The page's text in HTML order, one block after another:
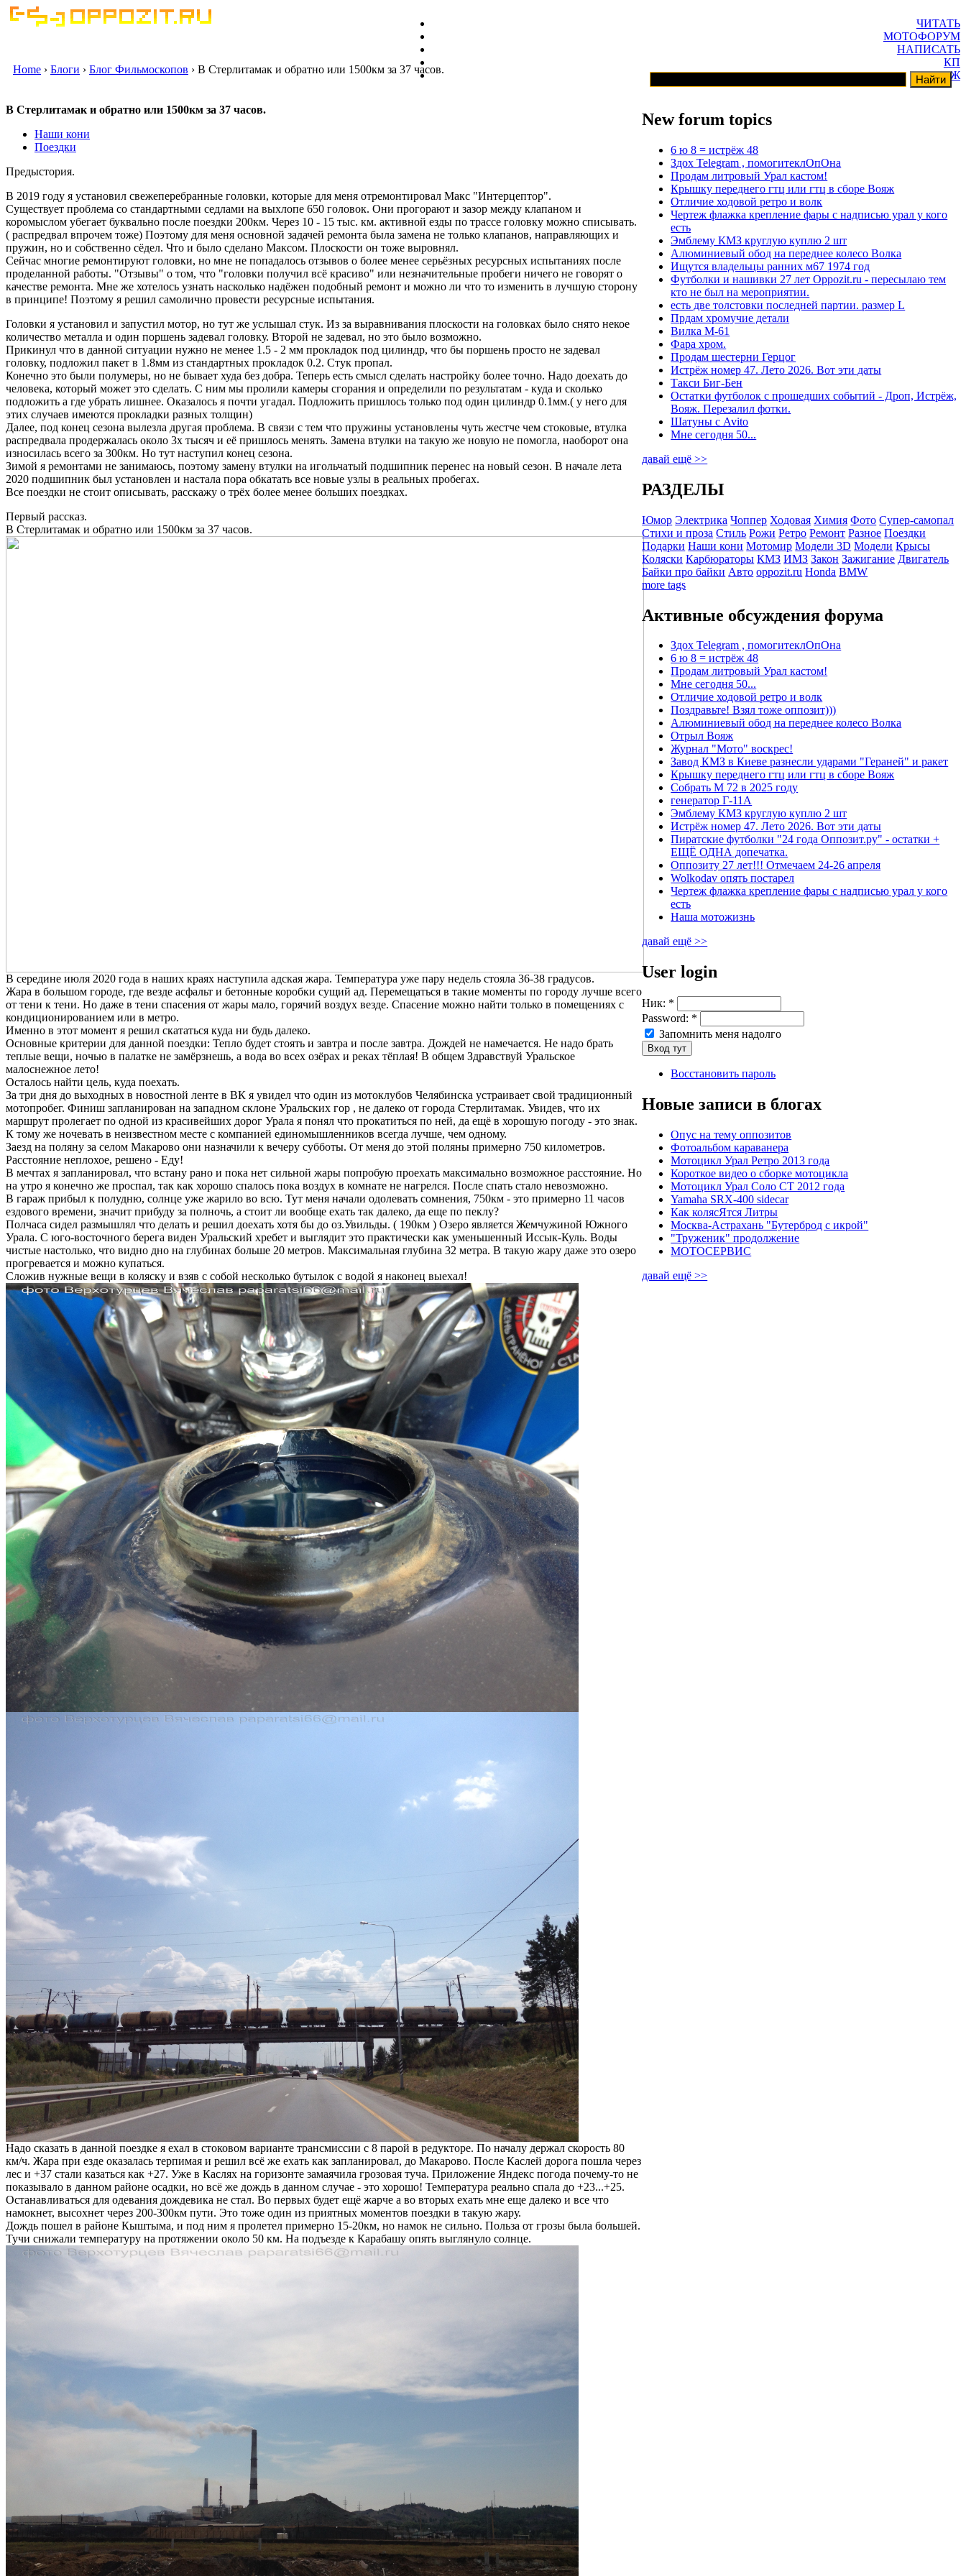
ЧИТАТЬ
МОТОФОРУМ
НАПИСАТЬ
КП
ГАРАЖ
Home › Блоги › Блог Фильмоскопов › В Стерлитамак и обратно или 1500км за 37 часов.
В Стерлитамак и обратно или 1500км за 37 часов.
Наши кони
Поездки
Предыстория.
В 2019 году я установил свежеперебранные головки, которые для меня отремонтировал Макс "Интерцептор".
Существует проблема со стандартными седлами на выхлопе 650 головок. Они прогорают и зазор между клапаном и
коромыслом убегает буквально после поездки 200км. Через 10 - 15 тыс. км. активной езды по трассе головку можно списывать.
( распредвал впрочем тоже) Поэтому для меня основной задачей ремонта была замена не только клапанов, направляющих и
пружин, но и собственно сёдел. Что и было сделано Максом. Плоскости он тоже выровнял.
Сейчас многие ремонтируют головки, но мне не попадалось отзывов о более менее серьёзных ресурсных испытаниях после
проделанной работы. "Отзывы" о том, что "головки получил всё красиво" или незначительные пробеги ничего не говорят о
качестве ремонта. Мне же хотелось узнать насколько надёжен подобный ремонт и можно ли что то изменить в лучшую сторону
в принципе! Поэтому я решил самолично провести ресурсные испытания.
Головки я установил и запустил мотор, но тут же услышал стук. Из за выравнивания плоскости на головках было снято некое
количество металла и один поршень задевал головку. Второй не задевал, но это было возможно.
Прикинул что в данной ситуации нужно не менее 1.5 - 2 мм прокладок под цилиндр, что бы поршень просто не задевал
головку, подложил пакет в 1.8мм из стандартных прокладок 0.2. Стук пропал.
Конечно это были полумеры, но не бывает худа без добра. Теперь есть смысл сделать настройку более точно. Надо доехать до
человека, который может это сделать. С ним мы пролили камеры сгорания и определили по результатам - куда и сколько
подложить а где убрать лишнее. Оказалось я почти угадал. Подложить пришлось только под один цилиндр 0.1мм.( у него для
этих случаев имеются прокладки разных толщин)
Далее, под конец сезона вылезла другая проблема. В связи с тем что пружины установлены чуть жестче чем стоковые, втулка
распредвала продержалась около 3х тысяч и её пришлось менять. Замена втулки на такую же новую не помогла, наоборот она
износилась всего за 300км. Но тут наступил конец сезона.
Зимой я ремонтами не занимаюсь, поэтому замену втулки на игольчатый подшипник перенес на новый сезон. В начале лета
2020 подшипник был установлен и настала пора обкатать все новые узлы в реальных пробегах.
Все поездки не стоит описывать, расскажу о трёх более менее больших поездках.
Первый рассказ.
В Стерлитамак и обратно или 1500км за 37 часов.
В середине июля 2020 года в наших краях наступила адская жара. Температура уже пару недель стояла 36-38 градусов.
Жара в большом городе, где везде асфальт и бетонные коробки сущий ад. Перемещаться в такие моменты по городу лучше всего
от тени к тени. Но даже в тени спасения от жары мало, горячий воздух везде. Спасение можно найти только в помещениях с
кондиционированием или в метро.
Именно в этот момент я решил скататься куда ни будь далеко.
Основные критерии для данной поездки: Тепло будет стоять и завтра и после завтра. Дождей не намечается. Не надо брать
теплые вещи, ночью в палатке не замёрзнешь, а вода во всех озёрах и реках тёплая! В общем Здравствуй Уральское
малоснежное лето!
Осталось найти цель, куда поехать.
За три дня до выходных в новостной ленте в ВК я увидел что один из мотоклубов Челябинска устраивает свой традиционный
мотопробег. Финиш запланирован на западном склоне Уральских гор , не далеко от города Стерлитамак. Увидев, что их
маршрут пролегает по одной из красивейших дорог Урала я понял что прокатиться по ней, да ещё в хорошую погоду - это знак.
К тому же ночевать в неизвестном месте с компанией единомышленников всегда лучше, чем одному.
Заезд на поляну за селом Макарово они назначили к вечеру субботы. От меня до этой поляны примерно 750 километров.
Расстояние неплохое, решено - Еду!
В мечтах я запланировал, что встану рано и пока нет сильной жары попробую проехать максимально возможное расстояние. Но
на утро я конечно же проспал, так как хорошо спалось пока воздух в комнате не нагрелся. После спать стало невозможно.
В гараж прибыл к полудню, солнце уже жарило во всю. Тут меня начали одолевать сомнения, 750км - это примерно 11 часов
ездового времени, значит прибуду за полночь, а стоит ли вообще ехать так далеко, да еще по пеклу?
Полчаса сидел размышлял что делать и решил доехать хотя бы до оз.Увильды. ( 190км ) Озеро является Жемчужиной Южного
Урала. С юго-восточного берега виден Уральский хребет и выглядит это практически как уменьшенный Иссык-Куль. Воды
чистые настолько, что видно дно на глубинах больше 20 метров. Максимальная глубина 32 метра. В такую жару даже это озеро
прогревается и можно купаться.
Сложив нужные вещи в коляску и взяв с собой несколько бутылок с водой я наконец выехал!
Надо сказать в данной поездке я ехал в стоковом варианте трансмиссии с 8 парой в редукторе. По началу держал скорость 80
км/ч. Жара при езде оказалась терпимая и решил всё же ехать как запланировал, до Макарово. После Каслей дорога пошла через
лес и +37 стали казаться как +27. Уже в Каслях на горизонте замаячила грозовая туча. Приложение Яндекс погода почему-то не
показывало в данном районе осадки, но всё же дождь в данном случае - это хорошо! Температура реально спала до +23...+25.
Останавливаться для одевания дождевика не стал. Во первых будет ещё жарче а во вторых ехать мне еще далеко и все что
намокнет, высохнет через 200-300км пути. Это тоже один из приятных моментов поездки в такую жару.
Дождь пошел в районе Кыштыма, и под ним я пролетел примерно 15-20км, но намок не сильно. Польза от грозы была большей.
Тучи снижали температуру на протяжении около 50 км. На подъезде к Карабашу опять выглянуло солнце.
New forum topics
6 ю 8 = истрёж 48
Здох Telegram , помогитеклОпОна
Продам литровый Урал кастом!
Крышку переднего гтц или гтц в сборе Вояж
Отличие ходовой ретро и волк
Чертеж флажка крепление фары с надписью урал у кого
есть
Эмблему КМЗ круглую куплю 2 шт
Алюминиевый обод на переднее колесо Волка
Ищутся владельцы ранних м67 1974 год
Футболки и нашивки 27 лет Oppozit.ru - пересылаю тем
кто не был на мероприятии.
есть две толстовки последней партии. размер L
Прдам хромучие детали
Вилка М-61
Фара хром.
Продам шестерни Герцог
Истрёж номер 47. Лето 2026. Вот эти даты
Такси Биг-Бен
Остатки футболок с прошедших событий - Дроп, Истрёж,
Вояж. Перезалил фотки.
Шатуны с Avito
Мне сегодня 50...
давай ещё >>
РАЗДЕЛЫ
Юмор Электрика Чоппер Ходовая Химия Фото Супер-самопал
Стихи и проза Стиль Рожи Ретро Ремонт Разное Поездки
Подарки Наши кони Мотомир Модели 3D Модели Крысы
Коляски Карбюраторы КМЗ ИМЗ Закон Зажигание Двигатель
Байки про байки Авто oppozit.ru Honda BMW
more tags
Активные обсуждения форума
Здох Telegram , помогитеклОпОна
6 ю 8 = истрёж 48
Продам литровый Урал кастом!
Мне сегодня 50...
Отличие ходовой ретро и волк
Поздравьте! Взял тоже оппозит)))
Алюминиевый обод на переднее колесо Волка
Отрыл Вояж
Журнал "Мото" воскрес!
Завод КМЗ в Киеве разнесли ударами "Гераней" и ракет
Крышку переднего гтц или гтц в сборе Вояж
Собрать М 72 в 2025 году
генератор Г-11А
Эмблему КМЗ круглую куплю 2 шт
Истрёж номер 47. Лето 2026. Вот эти даты
Пиратские футболки "24 года Оппозит.ру" - остатки +
ЕЩЁ ОДНА допечатка.
Оппозиту 27 лет!!! Отмечаем 24-26 апреля
Wolkodav опять постарел
Чертеж флажка крепление фары с надписью урал у кого
есть
Наша мотожизнь
давай ещё >>
User login
Ник: *
Password: *
Запомнить меня надолго
Восстановить пароль
Новые записи в блогах
Опус на тему оппозитов
Фотоальбом караванера
Мотоцикл Урал Ретро 2013 года
Короткое видео о сборке мотоцикла
Мотоцикл Урал Соло СТ 2012 года
Yamaha SRX-400 sidecar
Как колясЯтся Литры
Москва-Астрахань "Бутерброд с икрой"
"Труженик" продолжение
МОТОСЕРВИС
давай ещё >>